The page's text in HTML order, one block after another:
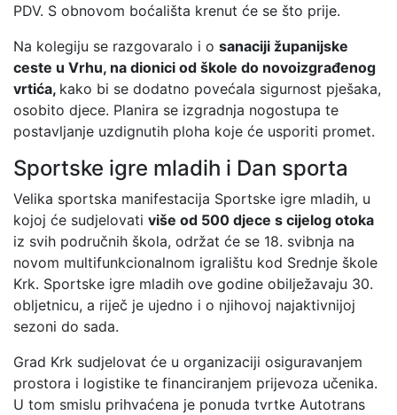
PDV. S obnovom boćališta krenut će se što prije.
Na kolegiju se razgovaralo i o sanaciji županijske
ceste u Vrhu, na dionici od škole do novoizgrađenog
vrtića, kako bi se dodatno povećala sigurnost pješaka,
osobito djece. Planira se izgradnja nogostupa te
postavljanje uzdignutih ploha koje će usporiti promet.
Sportske igre mladih i Dan sporta
Velika sportska manifestacija Sportske igre mladih, u
kojoj će sudjelovati više od 500 djece s cijelog otoka
iz svih područnih škola, održat će se 18. svibnja na
novom multifunkcionalnom igralištu kod Srednje škole
Krk. Sportske igre mladih ove godine obilježavaju 30.
obljetnicu, a riječ je ujedno i o njihovoj najaktivnijoj
sezoni do sada.
Grad Krk sudjelovat će u organizaciji osiguravanjem
prostora i logistike te financiranjem prijevoza učenika.
U tom smislu prihvaćena je ponuda tvrtke Autotrans